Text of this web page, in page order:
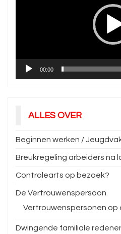
00:00
ALLES OVER
Beginnen werken /
Breukregeling arbeiders na
Controlearts op bezoek?
De Vertrouwenspersoon
Vertrouwenspersonen op
Dwingende familiale